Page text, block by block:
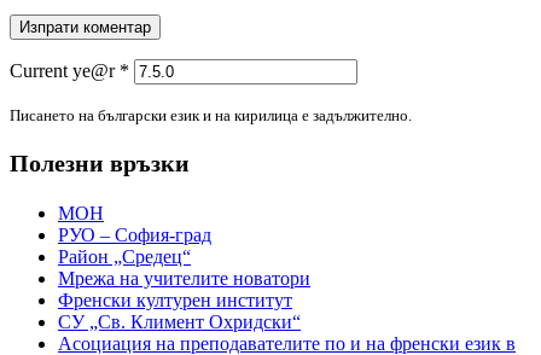
Current ye@r *
Писането на български език и на кирилица е задължително.
Полезни връзки
МОН
РУО – София-град
Район „Средец“
Мрежа на учителите новатори
Френски културен институт
СУ „Св. Климент Охридски“
Асоциация на преподавателите по и на френски език в